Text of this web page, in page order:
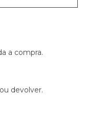
a compra.
devolver.